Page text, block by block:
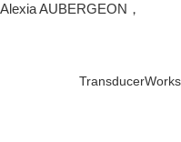
Alexia AUBERGEON，